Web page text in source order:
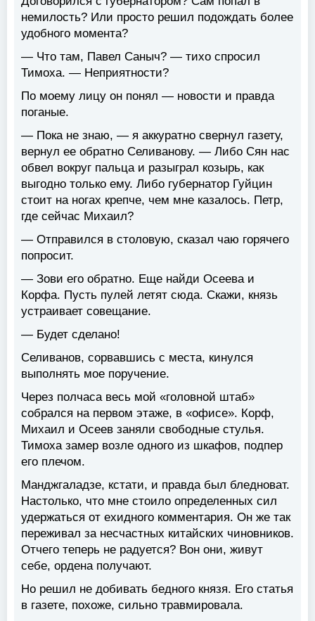
немилость? Или просто решил подождать более
удобного момента?
— Что там, Павел Саныч? — тихо спросил
Тимоха. — Неприятности?
По моему лицу он понял — новости и правда
поганые.
— Пока не знаю, — я аккуратно свернул газету,
вернул ее обратно Селиванову. — Либо Сян нас
обвел вокруг пальца и разыграл козырь, как
выгодно только ему. Либо губернатор Гуйцин
стоит на ногах крепче, чем мне казалось. Петр,
где сейчас Михаил?
— Отправился в столовую, сказал чаю горячего
попросит.
— Зови его обратно. Еще найди Осеева и
Корфа. Пусть пулей летят сюда. Скажи, князь
устраивает совещание.
— Будет сделано!
Селиванов, сорвавшись с места, кинулся
выполнять мое поручение.
Через полчаса весь мой «головной штаб»
собрался на первом этаже, в «офисе». Корф,
Михаил и Осеев заняли свободные стулья.
Тимоха замер возле одного из шкафов, подпер
его плечом.
Манджгаладзе, кстати, и правда был бледноват.
Настолько, что мне стоило определенных сил
удержаться от ехидного комментария. Он же так
переживал за несчастных китайских чиновников.
Отчего теперь не радуется? Вон они, живут
себе, ордена получают.
Но решил не добивать бедного князя. Его статья
в газете, похоже, сильно травмировала.